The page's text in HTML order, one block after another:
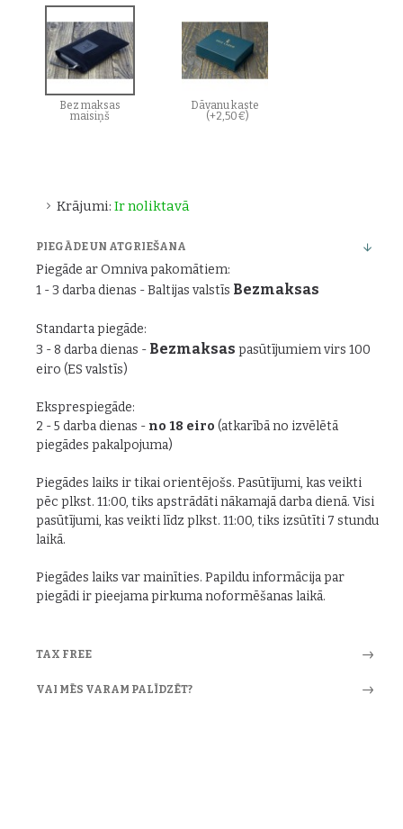
Krājumi: Ir noliktavā
Bez maksas
maisiņš
Dāvanu kaste
(+2,50€)
PIEGĀDE UN ATGRIEŠANA
Piegāde ar Omniva pakomātiem:
1 - 3 darba dienas - Baltijas valstīs Bezmaksas
Standarta piegāde:
3 - 8 darba dienas - Bezmaksas pasūtījumiem virs 100
eiro (ES valstīs)
Eksprespiegāde:
2 - 5 darba dienas - no 18 eiro (atkarībā no izvēlētā
piegādes pakalpojuma)
Piegādes laiks ir tikai orientējošs. Pasūtījumi, kas veikti
pēc plkst. 11:00, tiks apstrādāti nākamajā darba dienā. Visi
pasūtījumi, kas veikti līdz plkst. 11:00, tiks izsūtīti 7 stundu
laikā.
Piegādes laiks var mainīties. Papildu informācija par
piegādi ir pieejama pirkuma noformēšanas laikā.
TAX FREE
VAI MĒS VARAM PALĪDZĒT?